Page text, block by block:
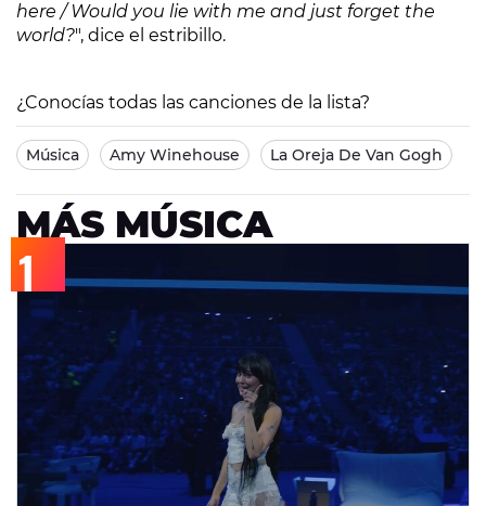
here / Would you lie with me and just forget the
world?", dice el estribillo.
¿Conocías todas las canciones de la lista?
Música Amy Winehouse La Oreja De Van Gogh
MÁS MÚSICA